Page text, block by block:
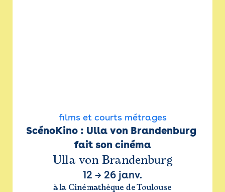
films et courts métrages
ScénoKino : Ulla von Brandenburg
fait son cinéma
Ulla von Brandenburg
12 → 26 janv.
à la Cinémathèque de Toulouse